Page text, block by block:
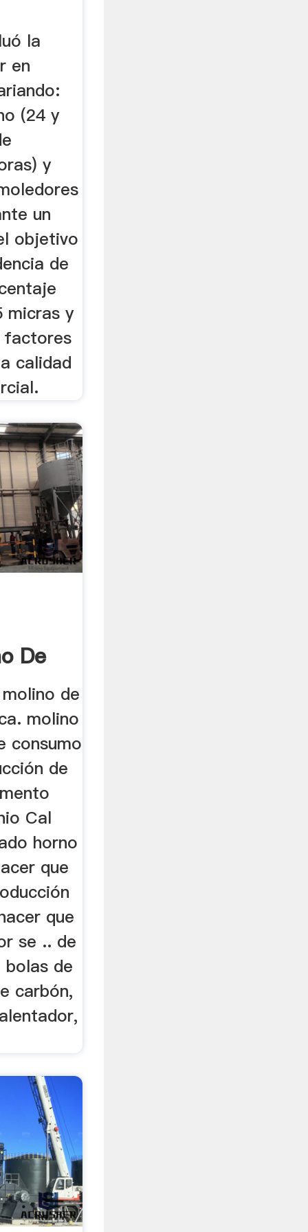
LA
la
en
(24 y
y
un
objetivo
de
micras y
factores
calidad
De
de
molino
consumo
de
Cal
horno
que
que
se .. de
de
carbón,